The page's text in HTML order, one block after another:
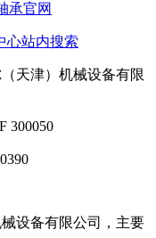
承官网
心站内搜索
天津）机械设备有限
300050
设备有限公司，主要